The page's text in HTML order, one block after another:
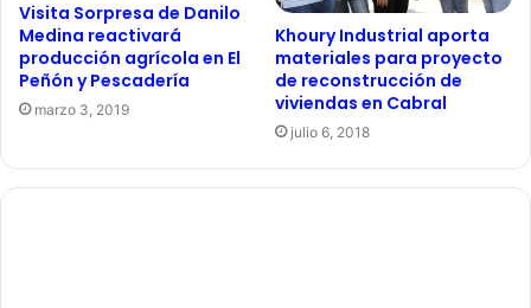
Visita Sorpresa de Danilo
Medina reactivará
producción agrícola en El
Peñón y Pescadería
marzo 3, 2019
Khoury Industrial aporta
materiales para proyecto
de reconstrucción de
viviendas en Cabral
julio 6, 2018